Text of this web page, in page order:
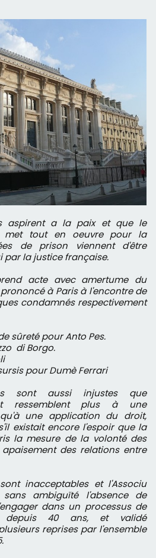
met tout en oeuvre pour la
de prison viennent d'être
par la justice française.
acte avec amertume du
à Paris à l'encontre de
condamnés respectivement
sûreté pour Anto Pes.
di Borgo.
pour Dumè Ferrari
sont aussi injustes que
ressemblent plus à une
une application du droit,
existait encore l'espoir que la
la mesure de la volonté des
des relations entre
inacceptables et l'Associu
ambiguïté l'absence de
dans un processus de
40 ans, et validé
reprises par l'ensemble